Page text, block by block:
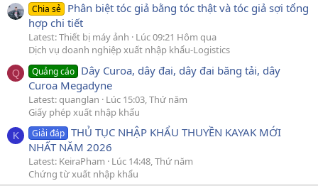
Chia sẻ Phân biệt tóc giả bằng tóc thật và tóc giả sợi tổng
hợp chi tiết
Latest: Thiết bị máy ảnh
Lúc 09:21 Hôm qua
Dịch vụ doanh nghiệp xuất nhập khẩu-Logistics
Q Quảng cáo Dây Curoa, dây đai, dây đai băng tải, dây
Curoa Megadyne
Latest: quanglan
Lúc 15:03, Thứ năm
Giấy phép xuất nhập khẩu
K Giải đáp THỦ TỤC NHẬP KHẨU THUYỀN KAYAK MỚI
NHẤT NĂM 2026
Latest: KeiraPham
Lúc 14:48, Thứ năm
Chứng từ xuất nhập khẩu